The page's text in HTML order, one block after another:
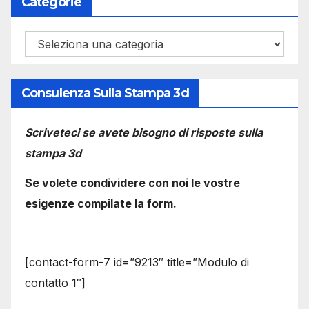
Categorie
Consulenza Sulla Stampa 3d
Scriveteci se avete bisogno di risposte sulla
stampa 3d
Se volete condividere con noi le vostre
esigenze compilate la form.
[contact-form-7 id=”9213″ title=”Modulo di
contatto 1″]